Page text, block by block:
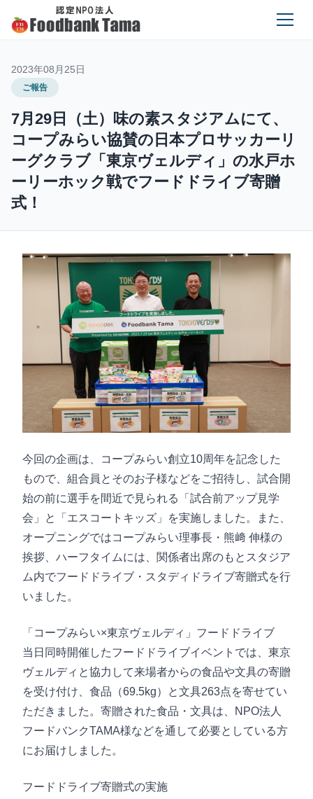
2023年08月25日
ご報告
7月29日（土）味の素スタジアムにて、
コープみらい協賛の日本プロサッカーリ
ーグクラブ「東京ヴェルディ」の水戸ホ
ーリーホック戦でフードドライブ寄贈
式！
今回の企画は、コープみらい創立10周年を記念した
もので、組合員とそのお子様などをご招待し、試合開
始の前に選手を間近で見られる「試合前アップ見学
会」と「エスコートキッズ」を実施しました。また、
オープニングではコープみらい理事長・熊﨑 伸様の
挨拶、ハーフタイムには、関係者出席のもとスタジア
ム内でフードドライブ・スタディドライブ寄贈式を行
いました。
「コープみらい×東京ヴェルディ」フードドライブ
当日同時開催したフードドライブイベントでは、東京
ヴェルディと協力して来場者からの食品や文具の寄贈
を受け付け、食品（69.5kg）と文具263点を寄せてい
ただきました。寄贈された食品・文具は、NPO法人
フードバンクTAMA様などを通して必要としている方
にお届けしました。
フードドライブ寄贈式の実施